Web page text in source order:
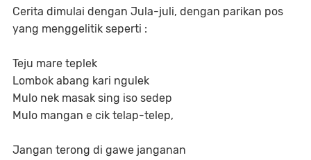
Cerita dimulai dengan Jula-juli, dengan parikan pos
yang menggelitik seperti :
Teju mare teplek
Lombok abang kari ngulek
Mulo nek masak sing iso sedep
Mulo mangan e cik telap-telep,
Jangan terong di gawe janganan